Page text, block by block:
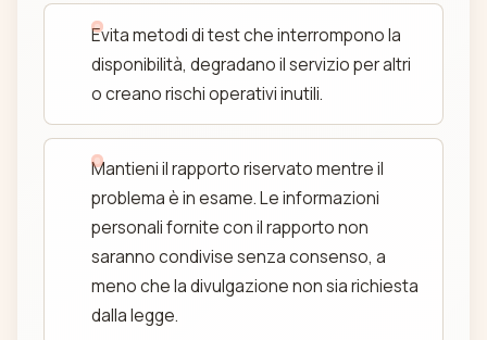
Evita metodi di test che interrompono la
disponibilità, degradano il servizio per altri
o creano rischi operativi inutili.
Mantieni il rapporto riservato mentre il
problema è in esame. Le informazioni
personali fornite con il rapporto non
saranno condivise senza consenso, a
meno che la divulgazione non sia richiesta
dalla legge.